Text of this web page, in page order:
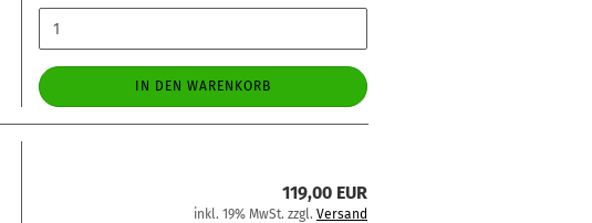
IN DEN WARENKORB
119,00 EUR
inkl. 19% MwSt. zzgl. Versand